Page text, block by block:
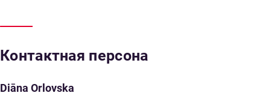
Контактная персона
Diāna Orlovska